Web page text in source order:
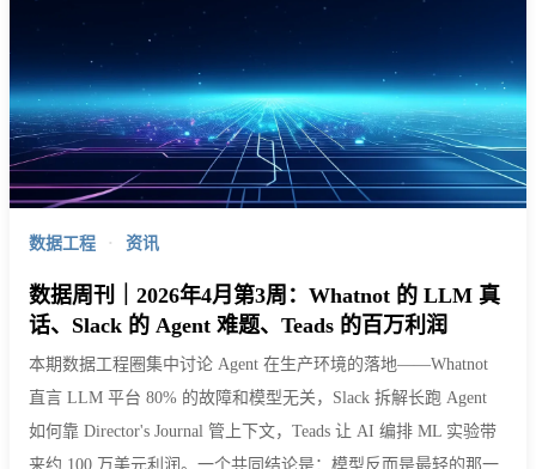
数据工程 · 资讯
数据周刊｜2026年4月第3周：Whatnot 的 LLM 真
话、Slack 的 Agent 难题、Teads 的百万利润
本期数据工程圈集中讨论 Agent 在生产环境的落地——Whatnot
直言 LLM 平台 80% 的故障和模型无关，Slack 拆解长跑 Agent
如何靠 Director's Journal 管上下文，Teads 让 AI 编排 ML 实验带
来约 100 万美元利润。一个共同结论是：模型反而是最轻的那一